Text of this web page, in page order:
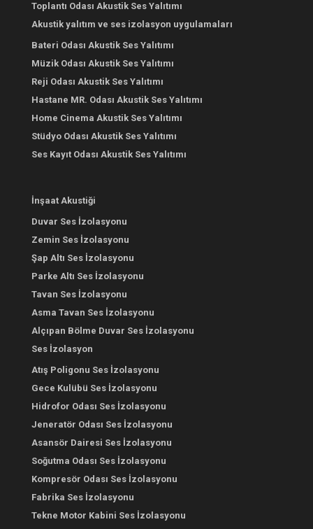
Toplantı Odası Akustik Ses Yalıtımı
Akustik yalıtım ve ses izolasyon uygulamaları
Bateri Odası Akustik Ses Yalıtımı
Müzik Odası Akustik Ses Yalıtımı
Reji Odası Akustik Ses Yalıtımı
Hastane MR. Odası Akustik Ses Yalıtımı
Home Cinema Akustik Ses Yalıtımı
Stüdyo Odası Akustik Ses Yalıtımı
Ses Kayıt Odası Akustik Ses Yalıtımı
İnşaat Akustiği
Duvar Ses İzolasyonu
Zemin Ses İzolasyonu
Şap Altı Ses İzolasyonu
Parke Altı Ses İzolasyonu
Tavan Ses İzolasyonu
Asma Tavan Ses İzolasyonu
Alçıpan Bölme Duvar Ses İzolasyonu
Ses İzolasyon
Atış Poligonu Ses İzolasyonu
Gece Kulübü Ses İzolasyonu
Hidrofor Odası Ses İzolasyonu
Jeneratör Odası Ses İzolasyonu
Asansör Dairesi Ses İzolasyonu
Soğutma Odası Ses İzolasyonu
Kompresör Odası Ses İzolasyonu
Fabrika Ses İzolasyonu
Tekne Motor Kabini Ses İzolasyonu